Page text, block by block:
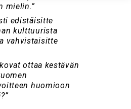
mielin.”
edistäisitte
kulttuurista
vahvistaisitte
ottaa kestävän
huomioon